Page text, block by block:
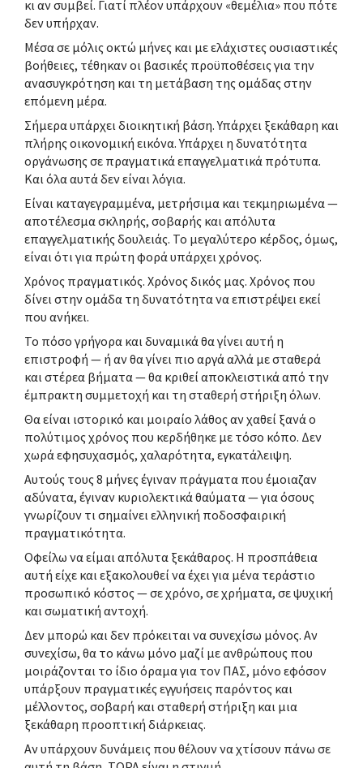
κι αν συμβεί. Γιατί πλέον υπάρχουν «θεμέλια» που πότε
δεν υπήρχαν.
Μέσα σε μόλις οκτώ μήνες και με ελάχιστες ουσιαστικές
βοήθειες, τέθηκαν οι βασικές προϋποθέσεις για την
ανασυγκρότηση και τη μετάβαση της ομάδας στην
επόμενη μέρα.
Σήμερα υπάρχει διοικητική βάση. Υπάρχει ξεκάθαρη και
πλήρης οικονομική εικόνα. Υπάρχει η δυνατότητα
οργάνωσης σε πραγματικά επαγγελματικά πρότυπα.
Και όλα αυτά δεν είναι λόγια.
Είναι καταγεγραμμένα, μετρήσιμα και τεκμηριωμένα —
αποτέλεσμα σκληρής, σοβαρής και απόλυτα
επαγγελματικής δουλειάς. Το μεγαλύτερο κέρδος, όμως,
είναι ότι για πρώτη φορά υπάρχει χρόνος.
Χρόνος πραγματικός. Χρόνος δικός μας. Χρόνος που
δίνει στην ομάδα τη δυνατότητα να επιστρέψει εκεί
που ανήκει.
Το πόσο γρήγορα και δυναμικά θα γίνει αυτή η
επιστροφή — ή αν θα γίνει πιο αργά αλλά με σταθερά
και στέρεα βήματα — θα κριθεί αποκλειστικά από την
έμπρακτη συμμετοχή και τη σταθερή στήριξη όλων.
Θα είναι ιστορικό και μοιραίο λάθος αν χαθεί ξανά ο
πολύτιμος χρόνος που κερδήθηκε με τόσο κόπο. Δεν
χωρά εφησυχασμός, χαλαρότητα, εγκατάλειψη.
Αυτούς τους 8 μήνες έγιναν πράγματα που έμοιαζαν
αδύνατα, έγιναν κυριολεκτικά θαύματα — για όσους
γνωρίζουν τι σημαίνει ελληνική ποδοσφαιρική
πραγματικότητα.
Οφείλω να είμαι απόλυτα ξεκάθαρος. Η προσπάθεια
αυτή είχε και εξακολουθεί να έχει για μένα τεράστιο
προσωπικό κόστος — σε χρόνο, σε χρήματα, σε ψυχική
και σωματική αντοχή.
Δεν μπορώ και δεν πρόκειται να συνεχίσω μόνος. Αν
συνεχίσω, θα το κάνω μόνο μαζί με ανθρώπους που
μοιράζονται το ίδιο όραμα για τον ΠΑΣ, μόνο εφόσον
υπάρξουν πραγματικές εγγυήσεις παρόντος και
μέλλοντος, σοβαρή και σταθερή στήριξη και μια
ξεκάθαρη προοπτική διάρκειας.
Αν υπάρχουν δυνάμεις που θέλουν να χτίσουν πάνω σε